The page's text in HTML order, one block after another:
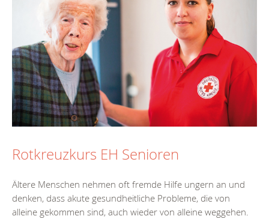
Rotkreuzkurs EH Senioren
Ältere Menschen nehmen oft fremde Hilfe ungern an und
denken, dass akute gesundheitliche Probleme, die von
alleine gekommen sind, auch wieder von alleine weggehen.